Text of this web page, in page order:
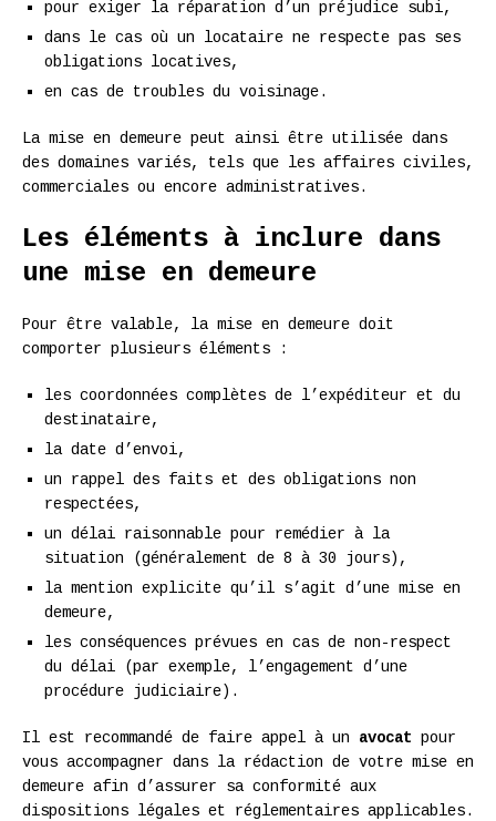
pour exiger la réparation d’un préjudice subi,
dans le cas où un locataire ne respecte pas ses
obligations locatives,
en cas de troubles du voisinage.
La mise en demeure peut ainsi être utilisée dans
des domaines variés, tels que les affaires civiles,
commerciales ou encore administratives.
Les éléments à inclure dans
une mise en demeure
Pour être valable, la mise en demeure doit
comporter plusieurs éléments :
les coordonnées complètes de l’expéditeur et du
destinataire,
la date d’envoi,
un rappel des faits et des obligations non
respectées,
un délai raisonnable pour remédier à la
situation (généralement de 8 à 30 jours),
la mention explicite qu’il s’agit d’une mise en
demeure,
les conséquences prévues en cas de non-respect
du délai (par exemple, l’engagement d’une
procédure judiciaire).
Il est recommandé de faire appel à un avocat pour
vous accompagner dans la rédaction de votre mise en
demeure afin d’assurer sa conformité aux
dispositions légales et réglementaires applicables.